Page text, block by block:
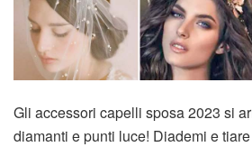
Gli accessori capelli sposa 2023 si
diamanti e punti luce! Diademi e